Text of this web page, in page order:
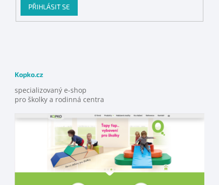
PŘIHLÁSIT SE
Kopko.cz
specializovaný e-shop
pro školky a rodinná centra